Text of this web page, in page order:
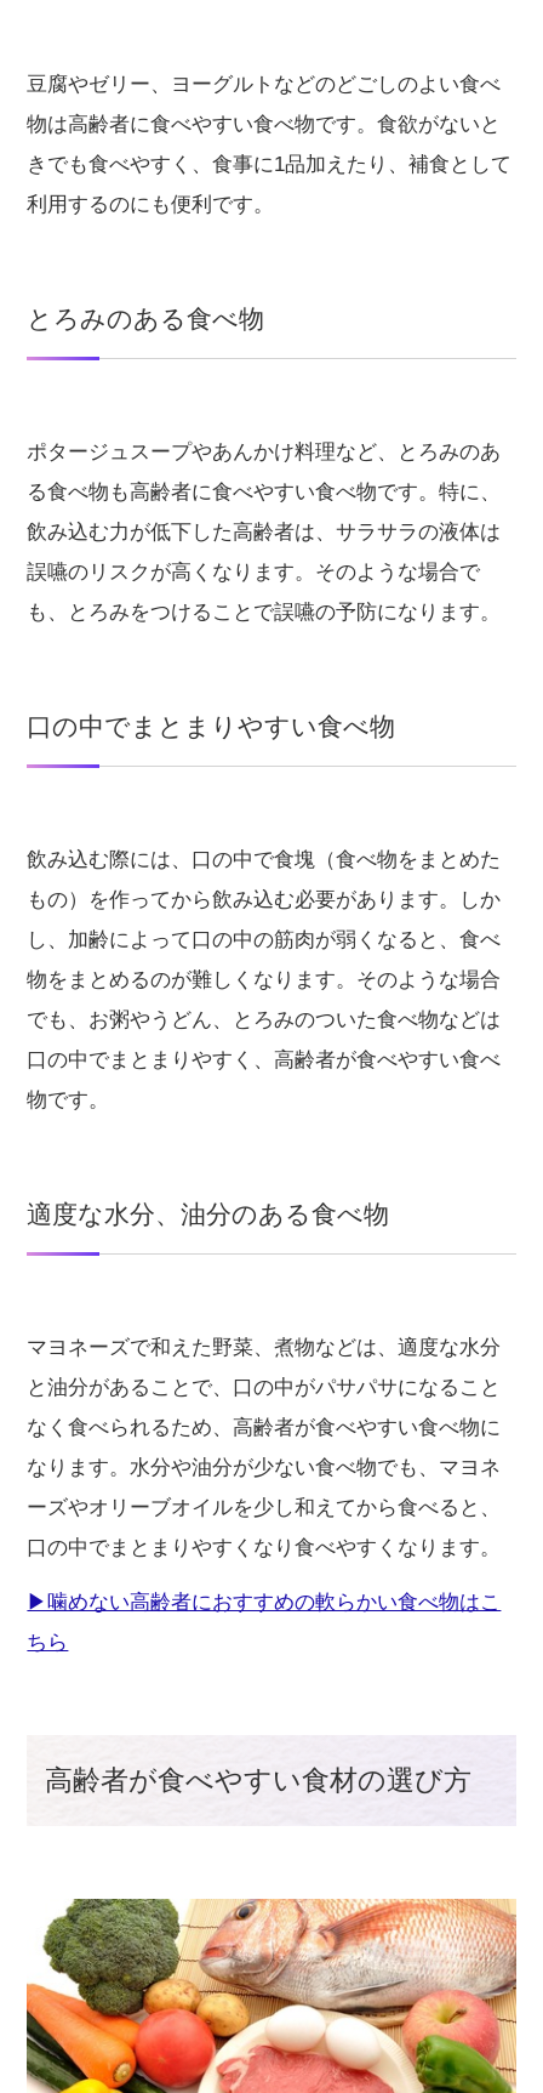
豆腐やゼリー、ヨーグルトなどのどごしのよい食べ
物は高齢者に食べやすい食べ物です。食欲がないと
きでも食べやすく、食事に1品加えたり、補食として
利用するのにも便利です。
とろみのある食べ物
ポタージュスープやあんかけ料理など、とろみのあ
る食べ物も高齢者に食べやすい食べ物です。特に、
飲み込む力が低下した高齢者は、サラサラの液体は
誤嚥のリスクが高くなります。そのような場合で
も、とろみをつけることで誤嚥の予防になります。
口の中でまとまりやすい食べ物
飲み込む際には、口の中で食塊（食べ物をまとめた
もの）を作ってから飲み込む必要があります。しか
し、加齢によって口の中の筋肉が弱くなると、食べ
物をまとめるのが難しくなります。そのような場合
でも、お粥やうどん、とろみのついた食べ物などは
口の中でまとまりやすく、高齢者が食べやすい食べ
物です。
適度な水分、油分のある食べ物
マヨネーズで和えた野菜、煮物などは、適度な水分
と油分があることで、口の中がパサパサになること
なく食べられるため、高齢者が食べやすい食べ物に
なります。水分や油分が少ない食べ物でも、マヨネ
ーズやオリーブオイルを少し和えてから食べると、
口の中でまとまりやすくなり食べやすくなります。
▶噛めない高齢者におすすめの軟らかい食べ物はこ
ちら
高齢者が食べやすい食材の選び方